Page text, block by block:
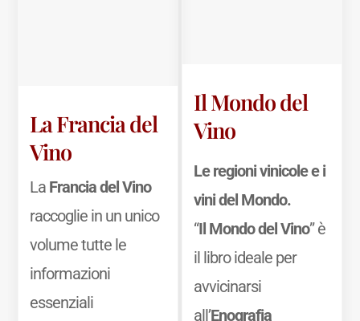
La Francia del
Vino
La Francia del Vino
raccoglie in un unico
volume tutte le
informazioni
essenziali
Il Mondo del
Vino
Le regioni vinicole e i
vini del Mondo.
“Il Mondo del Vino” è
il libro ideale per
avvicinarsi
all’Enografia